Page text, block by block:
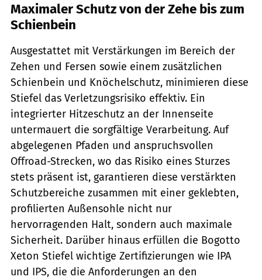
Maximaler Schutz von der Zehe bis zum
Schienbein
Ausgestattet mit Verstärkungen im Bereich der
Zehen und Fersen sowie einem zusätzlichen
Schienbein und Knöchelschutz, minimieren diese
Stiefel das Verletzungsrisiko effektiv. Ein
integrierter Hitzeschutz an der Innenseite
untermauert die sorgfältige Verarbeitung. Auf
abgelegenen Pfaden und anspruchsvollen
Offroad-Strecken, wo das Risiko eines Sturzes
stets präsent ist, garantieren diese verstärkten
Schutzbereiche zusammen mit einer geklebten,
profilierten Außensohle nicht nur
hervorragenden Halt, sondern auch maximale
Sicherheit. Darüber hinaus erfüllen die Bogotto
Xeton Stiefel wichtige Zertifizierungen wie IPA
und IPS, die die Anforderungen an den